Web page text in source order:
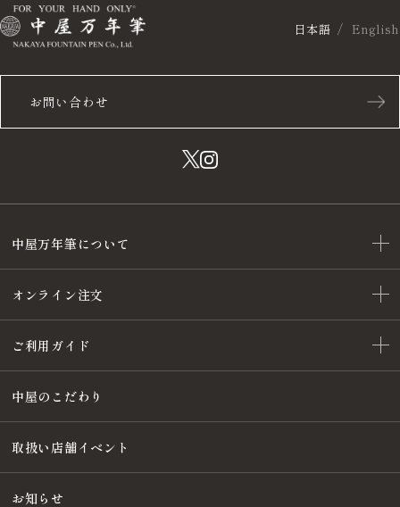
お問い合わせ
日本語 English
中屋万年筆について
オンライン注文
ご利用ガイド
中屋のこだわり
取扱い店舗イベント
お知らせ